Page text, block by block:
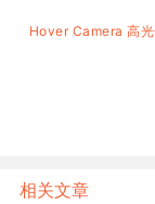
Hover Camera 高
相关文章